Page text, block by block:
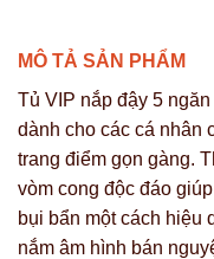
MÔ TẢ SẢN PHẨM
Tủ VIP nắp đậy 5
dành cho các cá nhân
trang điểm gọn gàng.
vòm cong độc đáo
bụi bẩn một cách hiệu
nắm âm hình bán